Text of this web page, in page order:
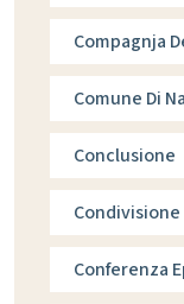
Compagnja
Comune Di
Conclusione
Condivisione
Conferenza